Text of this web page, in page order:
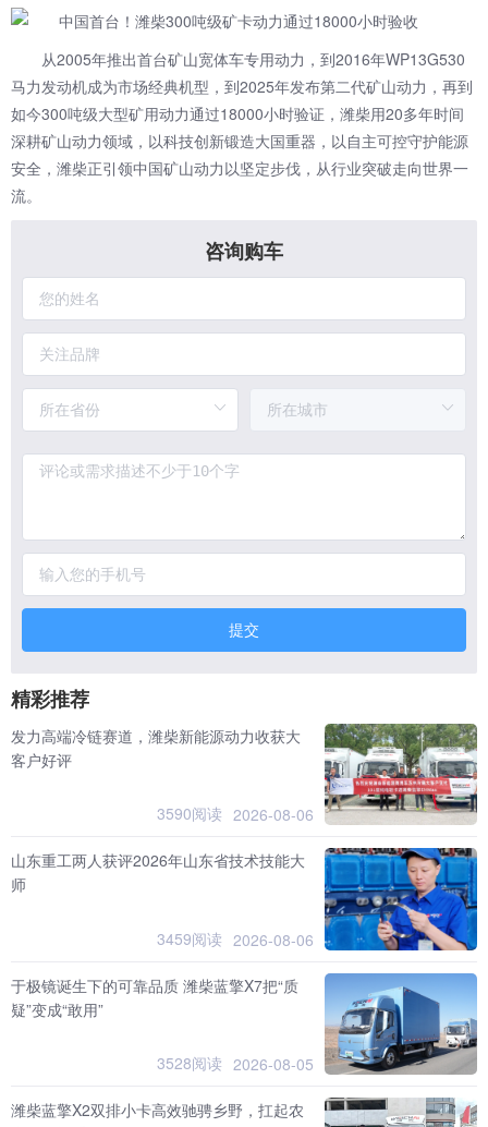
从2005年推出首台矿山宽体车专用动力，到2016年WP13G530
马力发动机成为市场经典机型，到2025年发布第二代矿山动力，再到
如今300吨级大型矿用动力通过18000小时验证，潍柴用20多年时间
深耕矿山动力领域，以科技创新锻造大国重器，以自主可控守护能源
安全，潍柴正引领中国矿山动力以坚定步伐，从行业突破走向世界一
流。
咨询购车
提交
精彩推荐
发力高端冷链赛道，潍柴新能源动力收获大
客户好评
3590阅读 2026-08-06
山东重工两人获评2026年山东省技术技能大
师
3459阅读 2026-08-06
于极镜诞生下的可靠品质 潍柴蓝擎X7把“质
疑”变成“敢用”
3528阅读 2026-08-05
潍柴蓝擎X2双排小卡高效驰骋乡野，扛起农